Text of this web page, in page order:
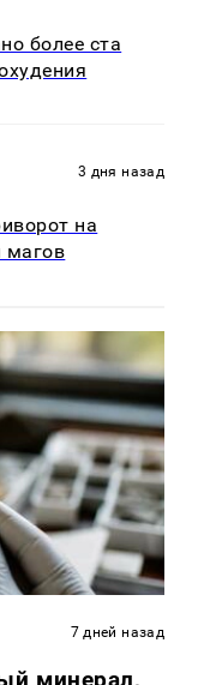
более ста
3 дня назад
на
магов
7 дней назад